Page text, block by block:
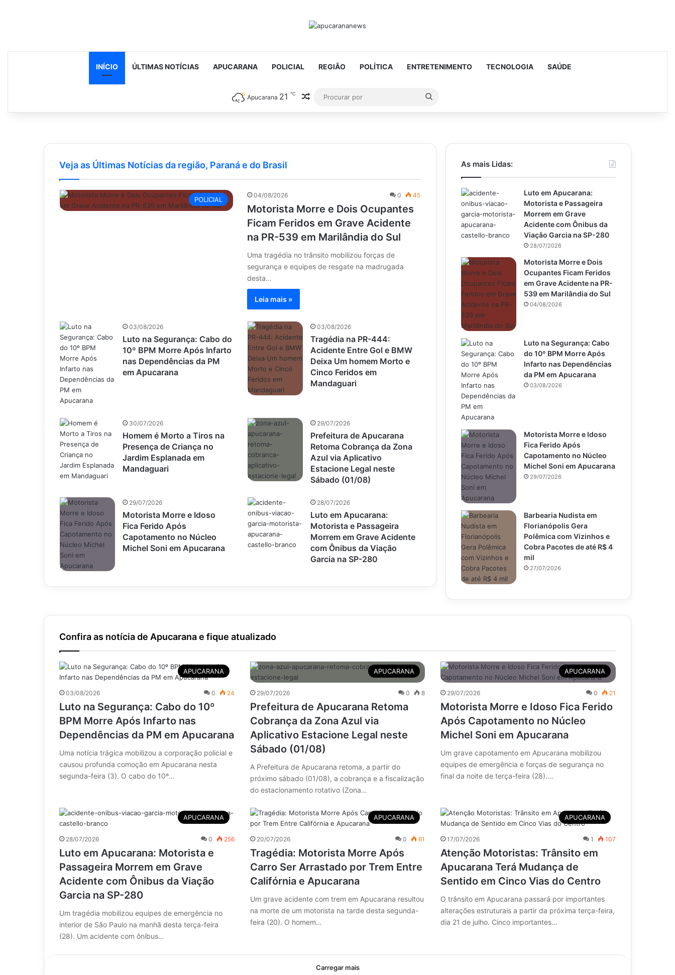
INÍCIO ÚLTIMAS NOTÍCIAS APUCARANA POLICIAL REGIÃO POLÍTICA ENTRETENIMENTO TECNOLOGIA SAÚDE
Apucarana 21 ℃ Artigo aleatório
Procurar
por
Veja as Últimas Notícias da região, Paraná e do Brasil
POLICIAL
04/08/2026 0 45
Motorista Morre e Dois Ocupantes
Ficam Feridos em Grave Acidente
na PR-539 em Marilândia do Sul
Uma tragédia no trânsito mobilizou forças de
segurança e equipes de resgate na madrugada
desta…
Leia mais »
03/08/2026
Luto na Segurança: Cabo do
10º BPM Morre Após Infarto
nas Dependências da PM
em Apucarana
03/08/2026
Tragédia na PR-444:
Acidente Entre Gol e BMW
Deixa Um homem Morto e
Cinco Feridos em
Mandaguari
30/07/2026
Homem é Morto a Tiros na
Presença de Criança no
Jardim Esplanada em
Mandaguari
29/07/2026
Prefeitura de Apucarana
Retoma Cobrança da Zona
Azul via Aplicativo
Estacione Legal neste
Sábado (01/08)
29/07/2026
Motorista Morre e Idoso
Fica Ferido Após
Capotamento no Núcleo
Michel Soni em Apucarana
28/07/2026
Luto em Apucarana:
Motorista e Passageira
Morrem em Grave Acidente
com Ônibus da Viação
Garcia na SP-280
As mais Lidas:
Luto em Apucarana:
Motorista e Passageira
Morrem em Grave
Acidente com Ônibus da
Viação Garcia na SP-280
28/07/2026
Motorista Morre e Dois
Ocupantes Ficam Feridos
em Grave Acidente na PR-
539 em Marilândia do Sul
04/08/2026
Luto na Segurança: Cabo
do 10º BPM Morre Após
Infarto nas Dependências
da PM em Apucarana
03/08/2026
Motorista Morre e Idoso
Fica Ferido Após
Capotamento no Núcleo
Michel Soni em Apucarana
29/07/2026
Barbearia Nudista em
Florianópolis Gera
Polêmica com Vizinhos e
Cobra Pacotes de até R$ 4
mil
27/07/2026
Confira as notícia de Apucarana e fique atualizado
APUCARANA
03/08/2026 0 24
Luto na Segurança: Cabo do 10º
BPM Morre Após Infarto nas
Dependências da PM em Apucarana
Uma notícia trágica mobilizou a corporação policial e
causou profunda comoção em Apucarana nesta
segunda-feira (3). O cabo do 10º…
APUCARANA
29/07/2026 0 8
Prefeitura de Apucarana Retoma
Cobrança da Zona Azul via
Aplicativo Estacione Legal neste
Sábado (01/08)
A Prefeitura de Apucarana retoma, a partir do
próximo sábado (01/08), a cobrança e a fiscalização
do estacionamento rotativo (Zona…
APUCARANA
29/07/2026 0 21
Motorista Morre e Idoso Fica Ferido
Após Capotamento no Núcleo
Michel Soni em Apucarana
Um grave capotamento em Apucarana mobilizou
equipes de emergência e forças de segurança no
final da noite de terça-feira (28).…
APUCARANA
28/07/2026 0 256
Luto em Apucarana: Motorista e
Passageira Morrem em Grave
Acidente com Ônibus da Viação
Garcia na SP-280
Um tragédia mobilizou equipes de emergência no
interior de São Paulo na manhã desta terça-feira
(28). Um acidente com ônibus…
APUCARANA
20/07/2026 0 61
Tragédia: Motorista Morre Após
Carro Ser Arrastado por Trem Entre
Califórnia e Apucarana
Um grave acidente com trem em Apucarana resultou
na morte de um motorista na tarde desta segunda-
feira (20). O homem…
APUCARANA
17/07/2026 1 107
Atenção Motoristas: Trânsito em
Apucarana Terá Mudança de
Sentido em Cinco Vias do Centro
O trânsito em Apucarana passará por importantes
alterações estruturais a partir da próxima terça-feira,
dia 21 de julho. Cinco importantes…
Carregar mais